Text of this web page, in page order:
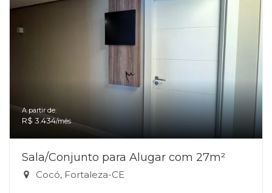
A partir de:
R$ 3.434/mês
Sala/Conjunto para Alugar com 27m²
Cocó, Fortaleza-CE